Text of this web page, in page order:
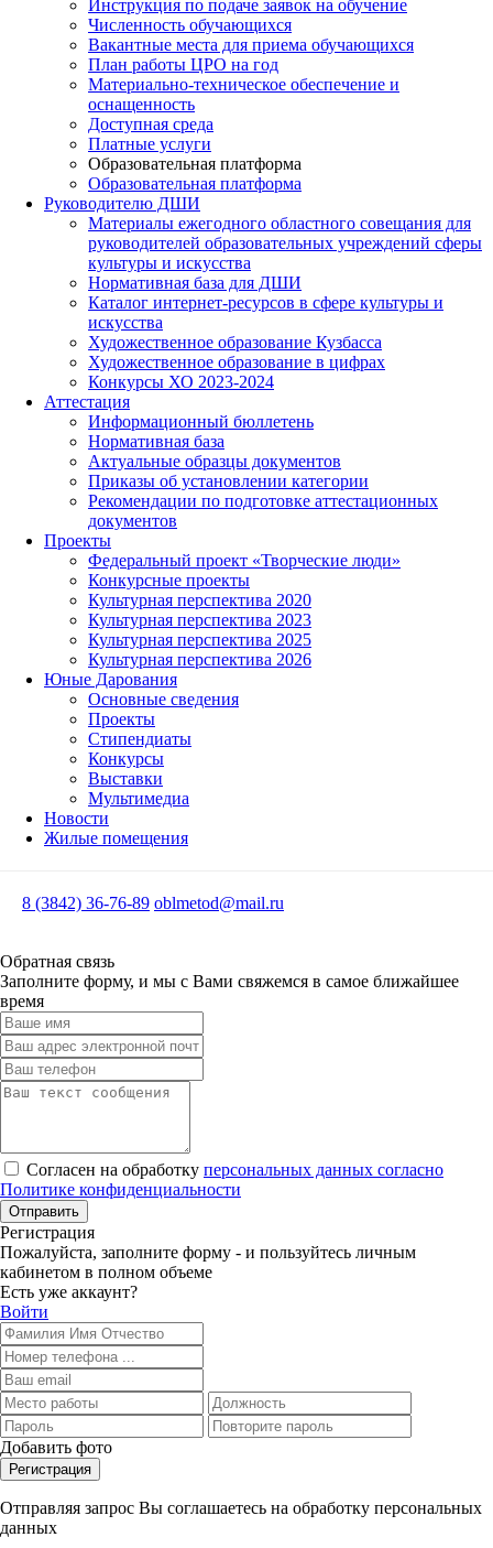
Инструкция по подаче заявок на обучение
Численность обучающихся
Вакантные места для приема обучающихся
План работы ЦРО на год
Материально-техническое обеспечение и
оснащенность
Доступная среда
Платные услуги
Образовательная платформа
Образовательная платформа
Руководителю ДШИ
Материалы ежегодного областного совещания для
руководителей образовательных учреждений сферы
культуры и искусства
Нормативная база для ДШИ
Каталог интернет-ресурсов в сфере культуры и
искусства
Художественное образование Кузбасса
Художественное образование в цифрах
Конкурсы ХО 2023-2024
Аттестация
Информационный бюллетень
Нормативная база
Актуальные образцы документов
Приказы об установлении категории
Рекомендации по подготовке аттестационных
документов
Проекты
Федеральный проект «Творческие люди»
Конкурсные проекты
Культурная перспектива 2020
Культурная перспектива 2023
Культурная перспектива 2025
Культурная перспектива 2026
Юные Дарования
Основные сведения
Проекты
Стипендиаты
Конкурсы
Выставки
Мультимедиа
Новости
Жилые помещения
8 (3842) 36-76-89 oblmetod@mail.ru
Обратная связь
Заполните форму, и мы с Вами свяжемся в самое ближайшее
время
Согласен на обработку персональных данных согласно
Политике конфиденциальности
Отправить
Регистрация
Пожалуйста, заполните форму - и пользуйтесь личным
кабинетом в полном объеме
Есть уже аккаунт?
Войти
Добавить фото
Регистрация
Отправляя запрос Вы соглашаетесь на обработку персональных
данных